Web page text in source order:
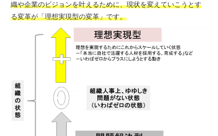
織や企業のビジョンを叶えるために、現状を変えていこうとす
る変革が「理想実現型の変革」です。